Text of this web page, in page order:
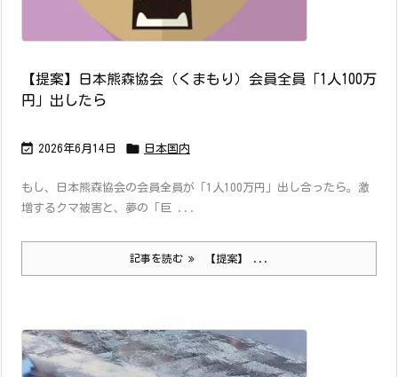
【提案】日本熊森協会（くまもり）会員全員「1人100万
円」出したら
 2026年6月14日  日本国内
もし、日本熊森協会の会員全員が「1人100万円」出し合ったら。激
増するクマ被害と、夢の「巨 ...
記事を読む 【提案】 ...